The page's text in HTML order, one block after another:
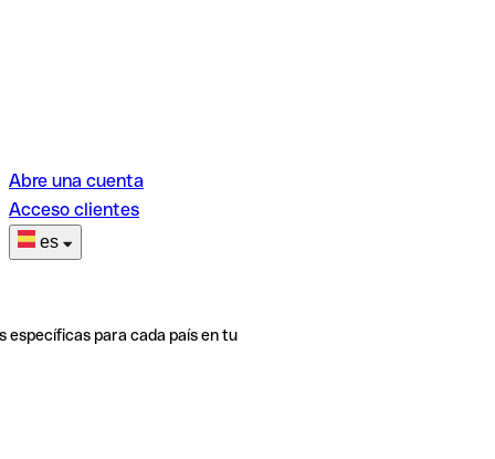
Abre una cuenta
Acceso clientes
es
específicas para cada país en tu